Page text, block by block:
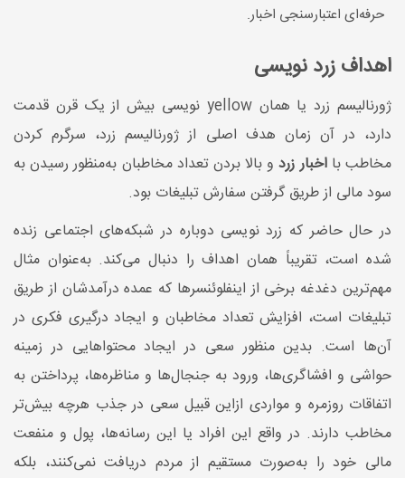
حرفه‌ای اعتبارسنجی اخبار.
اهداف زرد نویسی
ژورنالیسم زرد یا همان yellow نویسی بیش از یک قرن قدمت
دارد، در آن زمان هدف اصلی از ژورنالیسم زرد، سرگرم‌ کردن
مخاطب بااخبار زردو بالا بردن تعداد مخاطبان به‌منظور رسیدن به
سود مالی از طریق گرفتن سفارش تبلیغات بود.
در حال حاضر که زرد نویسی دوباره در شبکه‌های اجتماعی زنده
شده است، تقریباً همان اهداف را دنبال می‌کند. به‌عنوان‌ مثال
مهم‌ترین دغدغه برخی از اینفلوئنسرها که عمده درآمدشان از طریق
تبلیغات است، افزایش تعداد مخاطبان و ایجاد درگیری فکری در
آن‌ها است. بدین منظور سعی در ایجاد محتواهایی در زمینه
حواشی و افشاگری‌ها، ورود به جنجال‌ها و مناظره‌ها، پرداختن به
اتفاقات روزمره و مواردی ازاین‌ قبیل سعی در جذب هرچه بیش‌تر
مخاطب دارند. در واقع این افراد یا این رسانه‌ها، پول و منفعت
مالی خود را به‌صورت مستقیم از مردم دریافت نمی‌کنند، بلکه